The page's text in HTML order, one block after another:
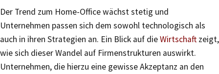
Der Trend zum Home-Office wächst stetig und
Unternehmen passen sich dem sowohl technologisch als
auch in ihren Strategien an. Ein Blick auf dieWirtschaftzeigt,
wie sich dieser Wandel auf Firmenstrukturen auswirkt.
Unternehmen, die hierzu eine gewisse Akzeptanz an den